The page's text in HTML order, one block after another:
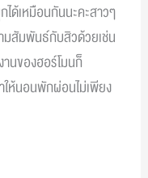
ด้เหมือนกันนะคะสาวๆ
มสัมพันธ์กับสิวด้วยเช่น
านของฮอร์โมนก็
ให้นอนพักผ่อนไม่เพียง